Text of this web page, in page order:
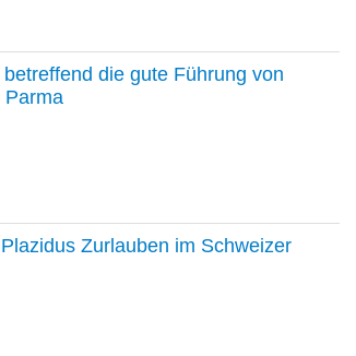
die gute Führung von
Parma
Zurlauben im Schweizer